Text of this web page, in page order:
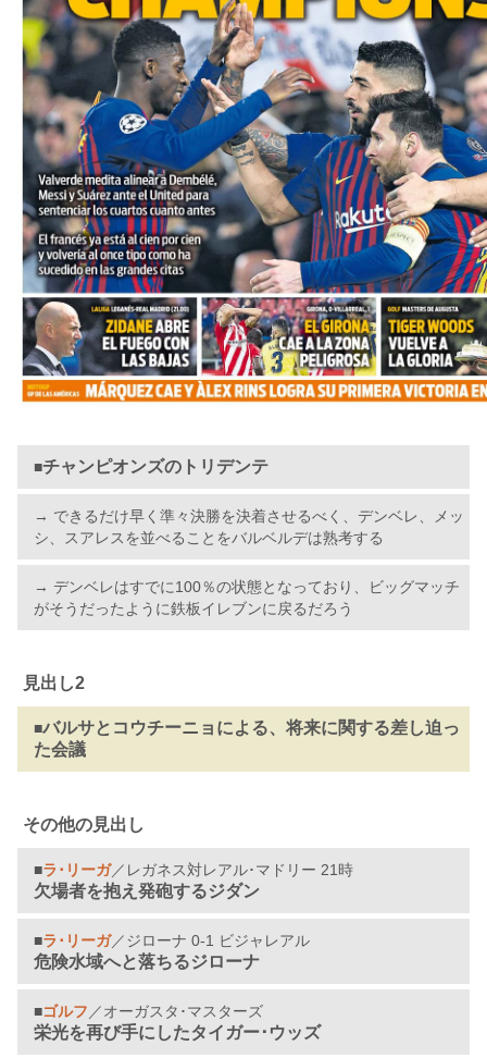
■チャンピオンズのトリデンテ
→ できるだけ早く準々決勝を決着させるべく、デンベレ、メッ
シ、スアレスを並べることをバルベルデは熟考する
→ デンベレはすでに100％の状態となっており、ビッグマッチ
がそうだったように鉄板イレブンに戻るだろう
見出し2
■バルサとコウチーニョによる、将来に関する差し迫っ
た会議
その他の見出し
■ラ･リーガ／レガネス対レアル･マドリー 21時
欠場者を抱え発砲するジダン
■ラ･リーガ／ジローナ 0-1 ビジャレアル
危険水域へと落ちるジローナ
■ゴルフ ／オーガスタ･マスターズ
栄光を再び手にしたタイガー･ウッズ